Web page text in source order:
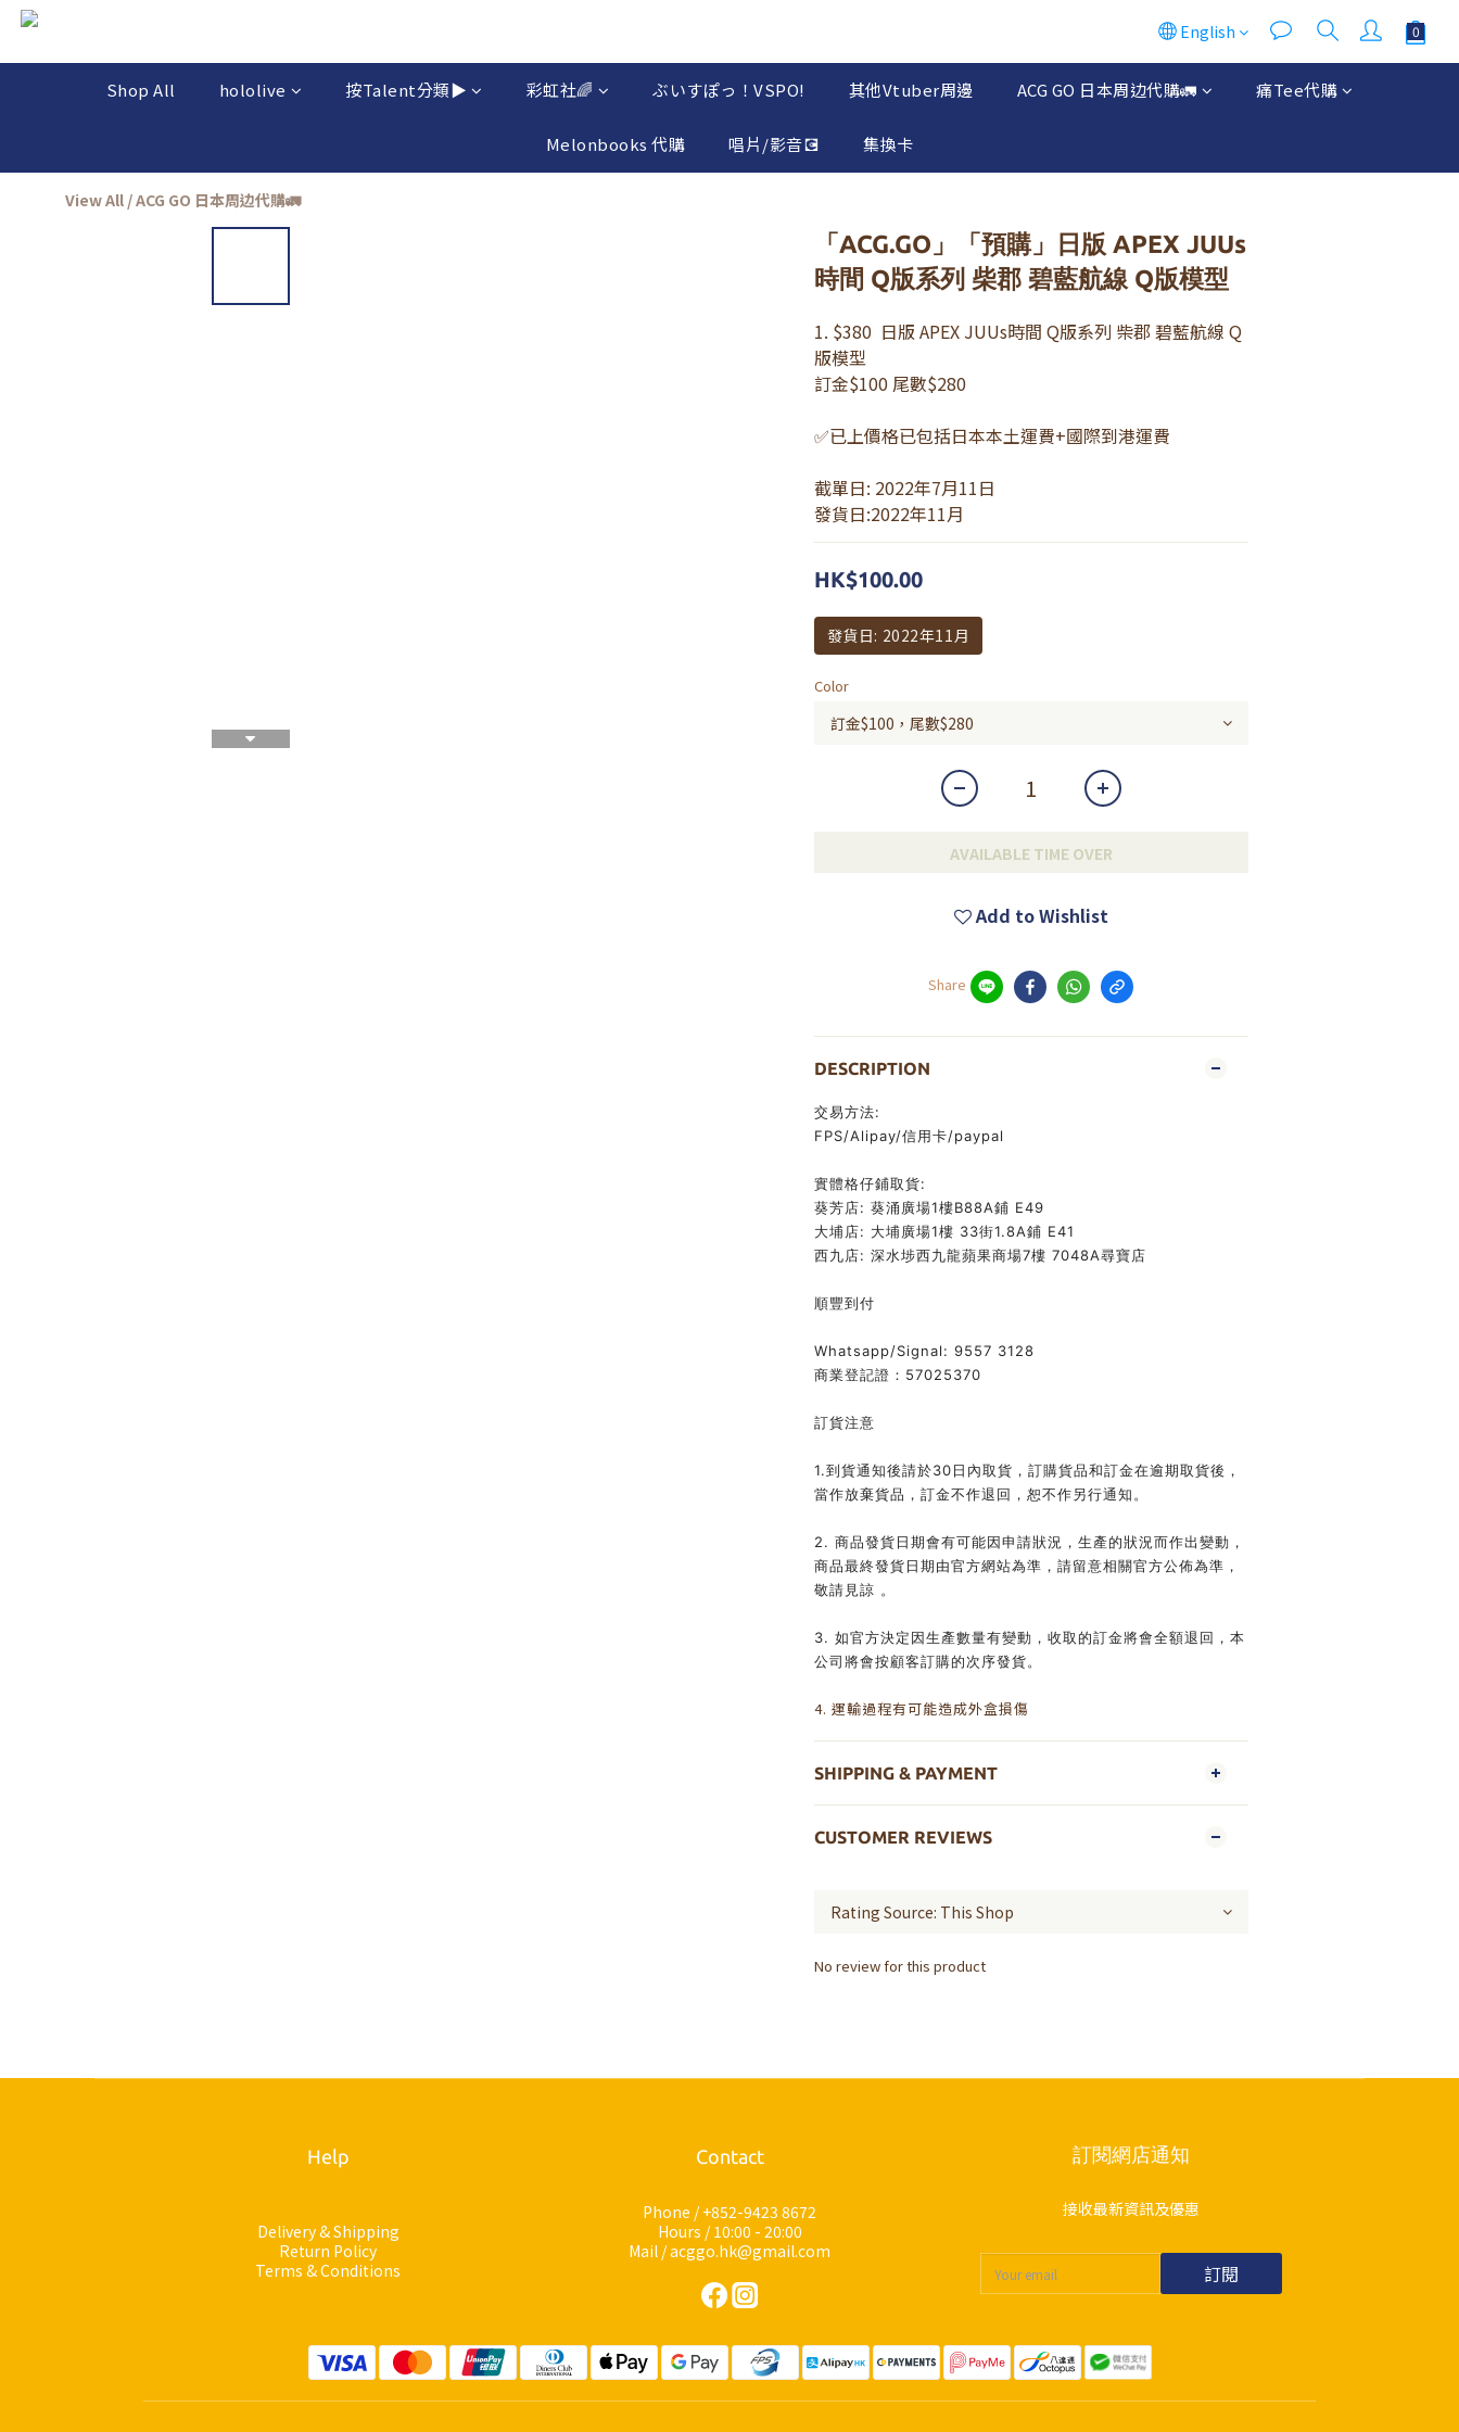
English
Shop All hololive 按Talent分類▶️ 彩虹社🌈 ぶいすぽっ！VSPO! 其他Vtuber周邊 ACG GO 日本周边代購🚛 痛Tee代購
Melonbooks 代購 唱片/影音💽 集換卡
View All /ACG GO 日本周边代購🚛
「ACG.GO」「預購」日版 APEX JUUs
時間 Q版系列 柴郡 碧藍航線 Q版模型
1. $380  日版 APEX JUUs時間 Q版系列 柴郡 碧藍航線 Q
版模型
訂金$100 尾數$280
✅已上價格已包括日本本土運費+國際到港運費
截單日: 2022年7月11日
發貨日:2022年11月
HK$100.00
發貨日: 2022年11月
Color
AVAILABLE TIME OVER
Add to Wishlist
Share
DESCRIPTION
交易方法:
FPS/Alipay/信用卡/paypal
實體格仔鋪取貨:
葵芳店: 葵涌廣場1樓B88A鋪 E49
大埔店: 大埔廣場1樓 33街1.8A鋪 E41
西九店: 深水埗西九龍蘋果商場7樓 7048A尋寶店
順豐到付
Whatsapp/Signal: 9557 3128
商業登記證：57025370
訂貨注意
1.到貨通知後請於30日內取貨，訂購貨品和訂金在逾期取貨後，
當作放棄貨品，訂金不作退回，恕不作另行通知。
2. 商品發貨日期會有可能因申請狀況，生產的狀況而作出變動，
商品最終發貨日期由官方網站為準，請留意相關官方公佈為準，
敬請見諒 。
3. 如官方決定因生產數量有變動，收取的訂金將會全額退回，本
公司將會按顧客訂購的次序發貨。
4. 運輸過程有可能造成外盒損傷
SHIPPING & PAYMENT
CUSTOMER REVIEWS
No review for this product
Help
Delivery & Shipping
Return Policy
Terms & Conditions
Contact
Phone / +852-9423 8672
Hours / 10:00 - 20:00
Mail / acggo.hk@gmail.com
訂閱網店通知
接收最新資訊及優惠
訂閱